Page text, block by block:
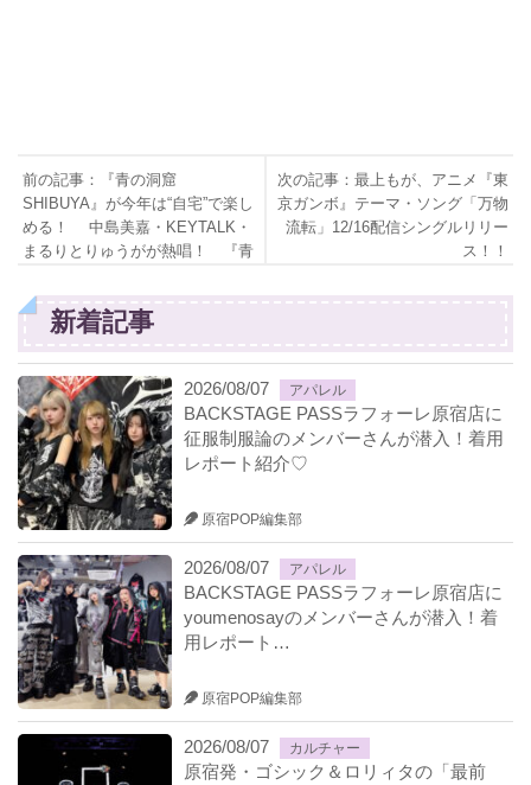
前の記事：『青の洞窟
SHIBUYA』が今年は“自宅”で楽し
める！ 中島美嘉・KEYTALK・
まるりとりゅうがが熱唱！ 『青
月20日(日)放送決定
次の記事：最上もが、アニメ『東
京ガンボ』テーマ・ソング「万物
流転」12/16配信シングルリリー
ス！！
新着記事
2026/08/07 アパレル
BACKSTAGE PASSラフォーレ原宿店に
征服制服論のメンバーさんが潜入！着用
レポート紹介♡
原宿POP編集部
2026/08/07 アパレル
BACKSTAGE PASSラフォーレ原宿店に
youmenosayのメンバーさんが潜入！着
用レポート…
原宿POP編集部
2026/08/07 カルチャー
原宿発・ゴシック＆ロリィタの「最前